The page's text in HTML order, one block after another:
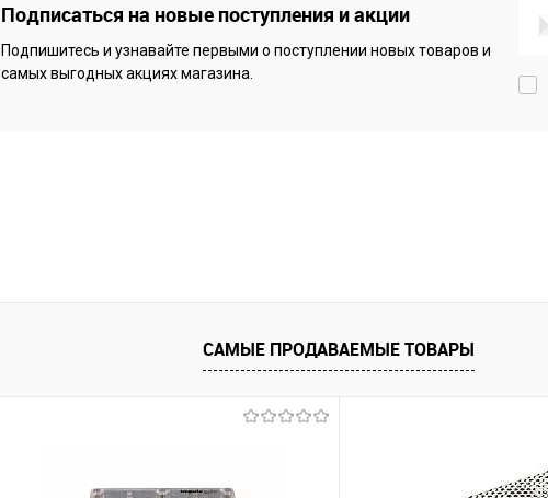
В избранное
В наличии
Подписаться на новые поступления и акции
Подпишитесь и узнавайте первыми о поступлении новых товаров и
самых выгодных акциях магазина.
САМЫЕ ПРОДАВАЕМЫЕ ТОВАРЫ